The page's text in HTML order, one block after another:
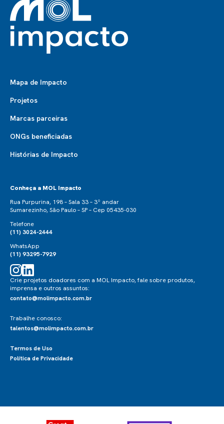
Mapa de Impacto
Projetos
Marcas parceiras
ONGs beneficiadas
Histórias de Impacto
Conheça a MOL Impacto
Rua Purpurina, 198 – Sala 33 – 3º andar
Sumarezinho, São Paulo – SP – Cep 05435-030
Telefone
(11) 3024-2444
WhatsApp
(11) 93295-7929
Crie projetos doadores com a MOL Impacto, fale sobre produtos,
imprensa e outros assuntos:
contato@molimpacto.com.br
Trabalhe conosco:
talentos@molimpacto.com.br
Termos de Uso
Política de Privacidade